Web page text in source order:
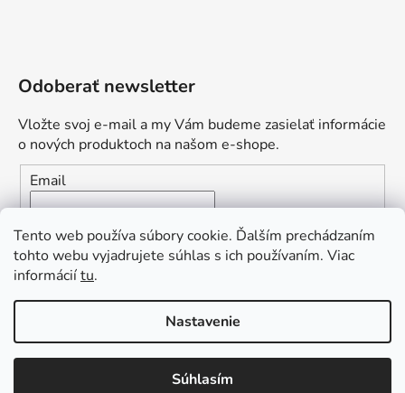
Tento web používa súbory cookie. Ďalším prechádzaním
tohto webu vyjadrujete súhlas s ich používaním. Viac
informáciítu.
Nastavenie
Súhlasím
: Zaplaťte vopred a získajte
Odoberať newsletter
Vložte svoj e-mail a my Vám budeme zasielať informácie
o nových produktoch na našom e-shope.
Email
Vložením e-mailu súhlasíte s
podmienkami ochrany
osobných údajov
Vytvoril Shoptet Premium
môžem pomôcť?“